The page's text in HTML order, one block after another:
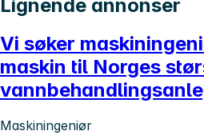
Lignende annonser
Vi søker
maskin til Norges
Maskiningeniør